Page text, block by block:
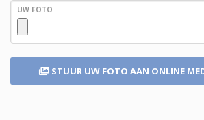
UW FOTO
STUUR UW FOTO AAN ONLINE